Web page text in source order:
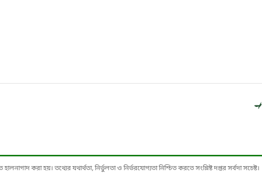
করা হয়। তথ্যের যথার্থতা, নির্ভুলতা ও নির্ভরযোগ্যতা নিশ্চিত করতে সংশ্লিষ্ট দপ্তর সর্বদা সচেষ্ট।